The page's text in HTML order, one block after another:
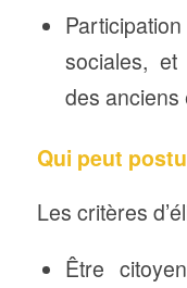
sociales,
des anciens
Qui peut
Les critères
Être